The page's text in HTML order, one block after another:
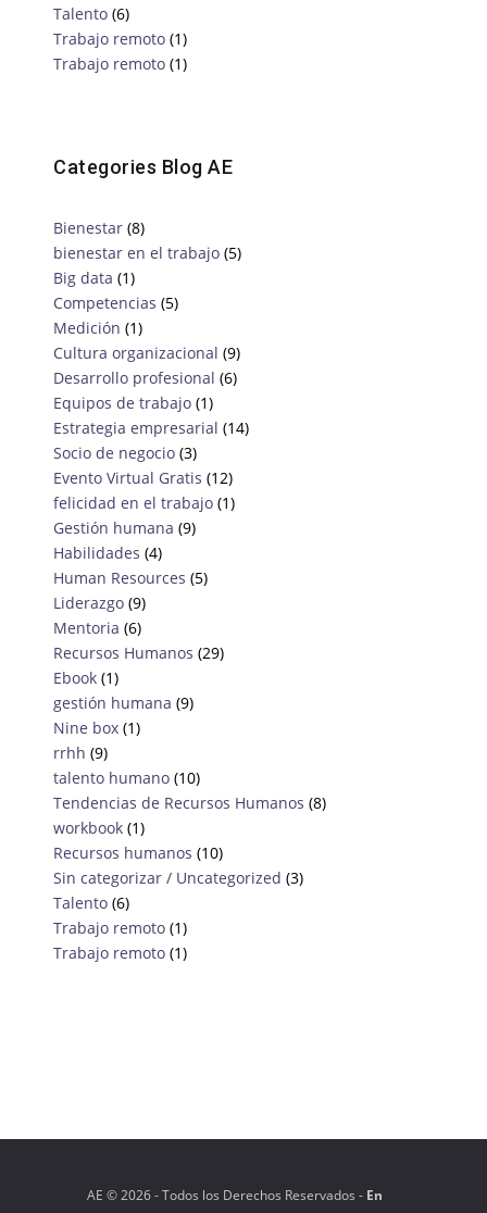
Talento (6)
Trabajo remoto (1)
Trabajo remoto (1)
Categories Blog AE
Bienestar (8)
bienestar en el trabajo (5)
Big data (1)
Competencias (5)
Medición (1)
Cultura organizacional (9)
Desarrollo profesional (6)
Equipos de trabajo (1)
Estrategia empresarial (14)
Socio de negocio (3)
Evento Virtual Gratis (12)
felicidad en el trabajo (1)
Gestión humana (9)
Habilidades (4)
Human Resources (5)
Liderazgo (9)
Mentoria (6)
Recursos Humanos (29)
Ebook (1)
gestión humana (9)
Nine box (1)
rrhh (9)
talento humano (10)
Tendencias de Recursos Humanos (8)
workbook (1)
Recursos humanos (10)
Sin categorizar / Uncategorized (3)
Talento (6)
Trabajo remoto (1)
Trabajo remoto (1)
AE ©️ 2026 - Todos los Derechos Reservados - En